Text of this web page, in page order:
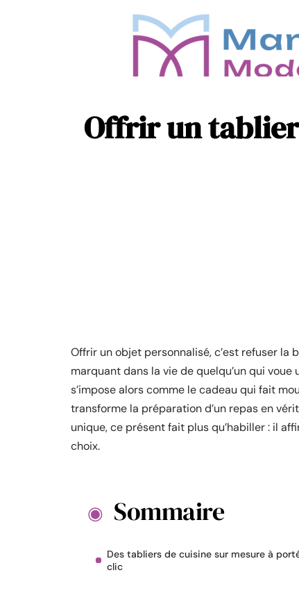
Offrir un
Offrir un objet personnalisé, c’est refuser la
marquant dans la vie de quelqu’un qui
s’impose alors comme le cadeau qui fait
transforme la préparation d’un repas en
unique, ce présent fait plus qu’habiller : il
choix.
Sommaire
Des tabliers de cuisine sur mesure à
clic